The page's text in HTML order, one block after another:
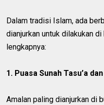
Dalam tradisi Islam, ada
dianjurkan untuk dilakukan
lengkapnya:
1. Puasa Sunah Tasu’a
Amalan paling dianjurkan di